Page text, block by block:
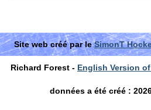
Site web créé par leSimonT
Richard Forest - English Version
données a été créé :